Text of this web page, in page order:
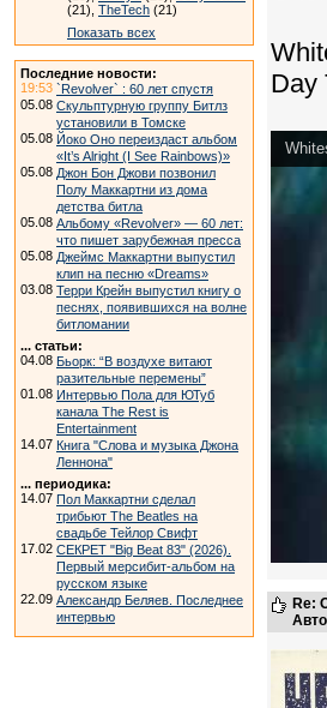
(21), TheTech (21)
Показать всех
Последние новости:
19:53 `Revolver` : 60 лет спустя
05.08 Скульптурную группу Битлз
установили в Томске
05.08 Йоко Оно переиздаст альбом
«It’s Alright (I See Rainbows)»
05.08 Джон Бон Джови позвонил
Полу Маккартни из дома
детства битла
05.08 Альбому «Revolver» — 60 лет:
что пишет зарубежная пресса
05.08 Джеймс Маккартни выпустил
клип на песню «Dreams»
03.08 Терри Крейн выпустил книгу о
песнях, появившихся на волне
битломании
... статьи:
04.08 Бьорк: “В воздухе витают
разительные перемены”
01.08 Интервью Пола для ЮТуб
канала The Rest is
Entertainment
14.07 Книга "Слова и музыка Джона
Леннона"
... периодика:
14.07 Пол Маккартни сделал
трибьют The Beatles на
свадьбе Тейлор Свифт
17.02 СЕКРЕТ "Big Beat 83" (2026).
Первый мерсибит-альбом на
русском языке
22.09 Александр Беляев. Последнее
интервью
Day
Re: